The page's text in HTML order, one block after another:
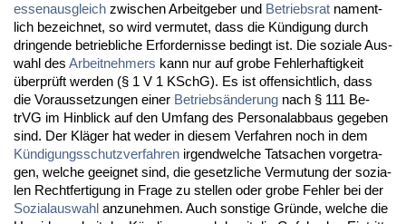
es­sen­aus­gleich zwi­schen Ar­beit­ge­ber und Be­triebs­rat na­ment­
lich be­zeich­net, so wird ver­mu­tet, dass die Kündi­gung durch
drin­gen­de be­trieb­li­che Er­for­der­nis­se be­dingt ist. Die so­zia­le Aus­
wahl des Ar­beit­neh­mers kann nur auf gro­be Feh­ler­haf­tig­keit
über­prüft wer­den (§ 1 V 1 KSchG). Es ist of­fen­sicht­lich, dass
die Vor­aus­set­zun­gen ei­ner Be­triebsände­rung nach § 111 Be­
trVG im Hin­blick auf den Um­fang des Per­so­nal­ab­baus ge­ge­ben
sind. Der Kläger hat we­der in die­sem Ver­fah­ren noch in dem
Kündi­gungs­schutz­ver­fah­ren ir­gend­wel­che Tat­sa­chen vor­ge­tra­
gen, wel­che ge­eig­net sind, die ge­setz­li­che Ver­mu­tung der so­zia­
len Recht­fer­ti­gung in Fra­ge zu stel­len oder gro­be Feh­ler bei der
So­zi­al­aus­wahl an­zu­neh­men. Auch sons­ti­ge Gründe, wel­che die